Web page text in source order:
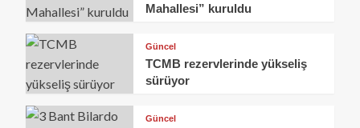
Mahallesi” kuruldu
Güncel
TCMB rezervlerinde yükseliş
sürüyor
Güncel